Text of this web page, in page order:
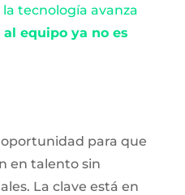
tecnología avanza
equipo ya no es
para que
en talento sin
La clave está en